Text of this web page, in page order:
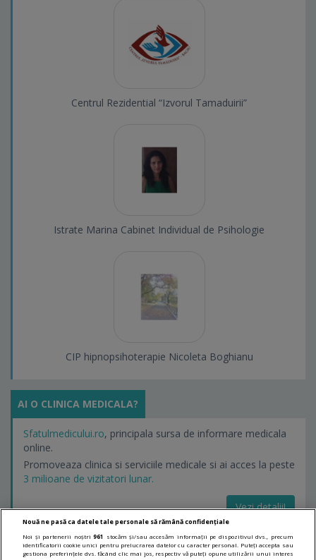
Centrul Rezidential “Izvorul Tamaduirii”
Istrate Marina Cabinet Individual de Psihologie
CIP hipnopsihoterapie Nicoleta Boghianu
AI O CLINICA MEDICALA?
Sfatulmedicului.ro, principala sursa de informare medicala
online.
Promoveaza clinica si serviciile medicale si ai acces la peste
3 milioane de vizitatori lunar.
Vezi detalii!
LINKURI UTILE
Nouă ne pasă ca datele tale personale să rămână confidențiale
Noi și partenerii noștri961
stocăm și/sau accesăm informații pe dispozitivul dvs., precum
identificatorii cookie unici pentru prelucrarea datelor cu caracter personal. Puteți accepta sau
gestiona preferințele dvs. făcând clic mai jos, respectiv vă puteți opune utilizării unui interes